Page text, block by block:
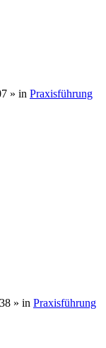
» in Praxisführung
» in Praxisführung